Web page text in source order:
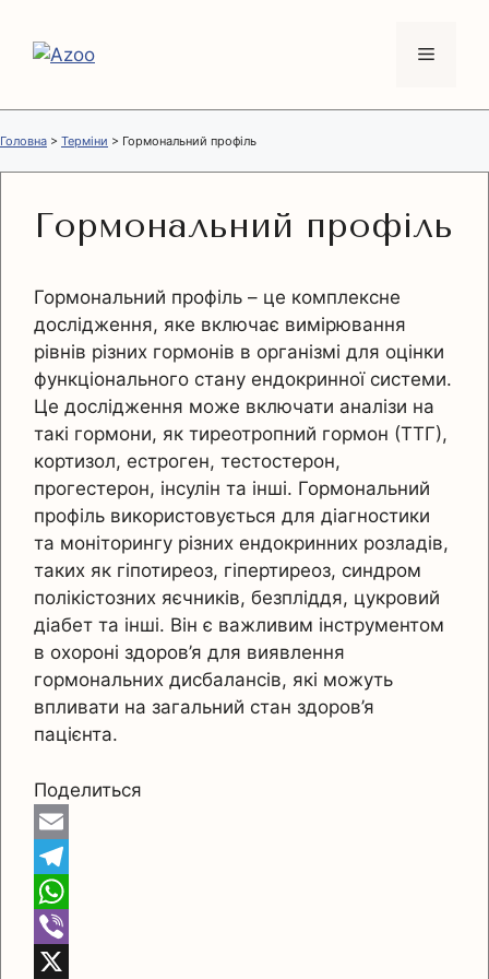
вмісту
Меню
Головна > Терміни > Гормональний профіль
Гормональний профіль
Гормональний профіль – це комплексне
дослідження, яке включає вимірювання
рівнів різних гормонів в організмі для оцінки
функціонального стану ендокринної системи.
Це дослідження може включати аналізи на
такі гормони, як тиреотропний гормон (ТТГ),
кортизол, естроген, тестостерон,
прогестерон, інсулін та інші. Гормональний
профіль використовується для діагностики
та моніторингу різних ендокринних розладів,
таких як гіпотиреоз, гіпертиреоз, синдром
полікістозних яєчників, безпліддя, цукровий
діабет та інші. Він є важливим інструментом
в охороні здоров’я для виявлення
гормональних дисбалансів, які можуть
впливати на загальний стан здоров’я
пацієнта.
Поделиться
E
m
a
T
e
W
hV